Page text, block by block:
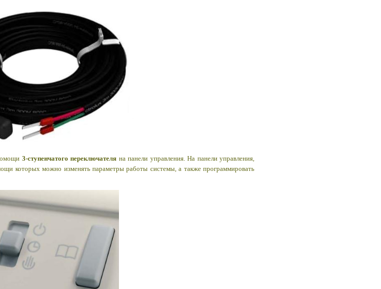
3-ступенчатого переключателя на панели управления. На панели управления,
которых можно изменять параметры работы системы, а также программировать